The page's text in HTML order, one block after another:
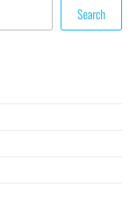
Search